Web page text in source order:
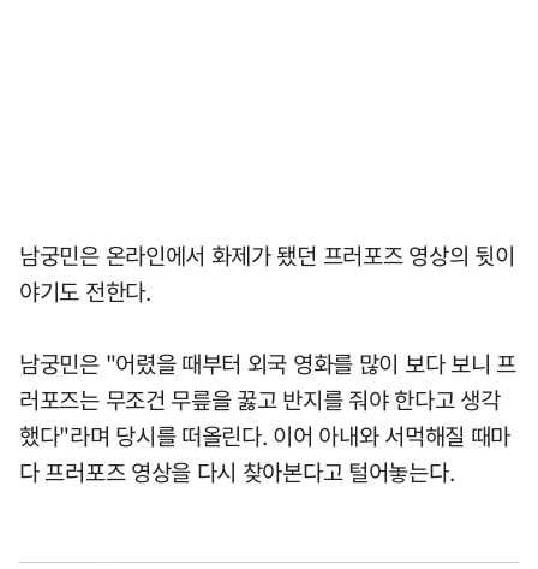
남궁민은 온라인에서 화제가 됐던 프러포즈 영상의 뒷이
야기도 전한다.
남궁민은 "어렸을 때부터 외국 영화를 많이 보다 보니 프
러포즈는 무조건 무릎을 꿇고 반지를 줘야 한다고 생각
했다"라며 당시를 떠올린다. 이어 아내와 서먹해질 때마
다 프러포즈 영상을 다시 찾아본다고 털어놓는다.